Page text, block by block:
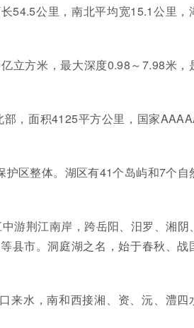
54.5公里，南北平均宽15.1公里，
立方米，最大深度0.98～7.98米，
，面积4125平方公里，国家
区整体。湖区有41个岛屿和7个自
游荆江南岸，跨岳阳、汨罗、湘阴
县市。洞庭湖之名，始于春秋、战
来水，南和西接湘、资、沅、澧四